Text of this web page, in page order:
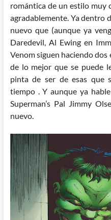
romántica de un estilo muy
agradablemente. Ya dentro
nuevo que (aunque ya
Daredevil, Al Ewing en
Venomsiguen haciendo dos
de lo mejor que se puede
pinta de ser de esas que
tiempo . Y aunque ya
Superman’s Pal Jimmy
nuevo.